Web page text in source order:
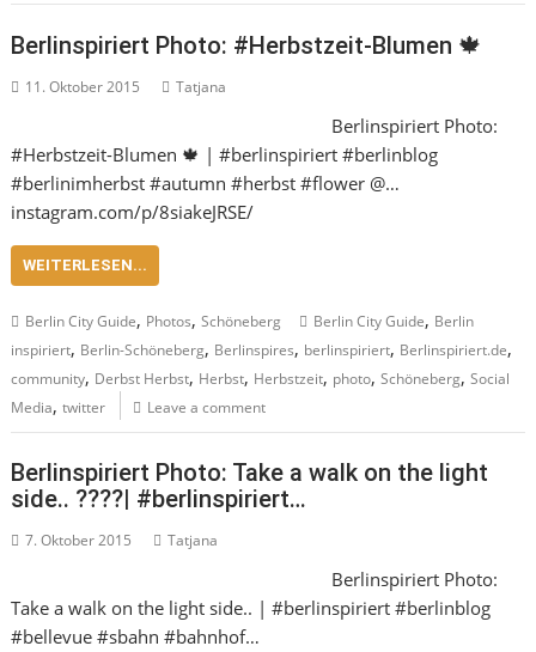
Berlinspiriert Photo: #Herbstzeit-Blumen 🍁
11. Oktober 2015 Tatjana
Berlinspiriert Photo:
#Herbstzeit-Blumen 🍁 | #berlinspiriert #berlinblog
#berlinimherbst #autumn #herbst #flower @…
instagram.com/p/8siakeJRSE/
WEITERLESEN...
Berlin City Guide, Photos,Schöneberg Berlin City Guide, Berlin
inspiriert, Berlin-Schöneberg, Berlinspires, berlinspiriert, Berlinspiriert.de,
community, Derbst Herbst, Herbst, Herbstzeit, photo,Schöneberg,Social
Media,twitter Leave a comment
Berlinspiriert Photo: Take a walk on the light
side.. ????| #berlinspiriert…
7. Oktober 2015 Tatjana
Berlinspiriert Photo:
Take a walk on the light side.. | #berlinspiriert #berlinblog
#bellevue #sbahn #bahnhof…